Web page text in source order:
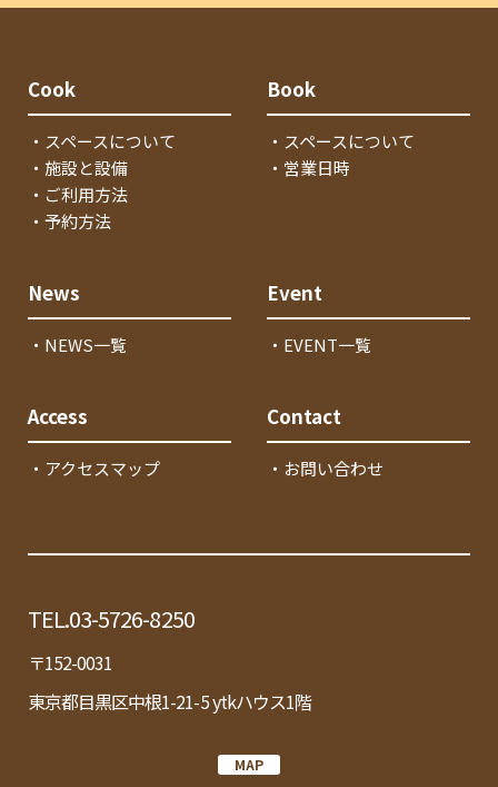
Cook
・スペースについて
・施設と設備
・ご利用方法
・予約方法
Book
・スペースについて
・営業日時
News
・NEWS一覧
Event
・EVENT一覧
Access
・アクセスマップ
Contact
・お問い合わせ
TEL.03-5726-8250
〒152-0031
東京都目黒区中根1-21-5 ytkハウス1階
MAP